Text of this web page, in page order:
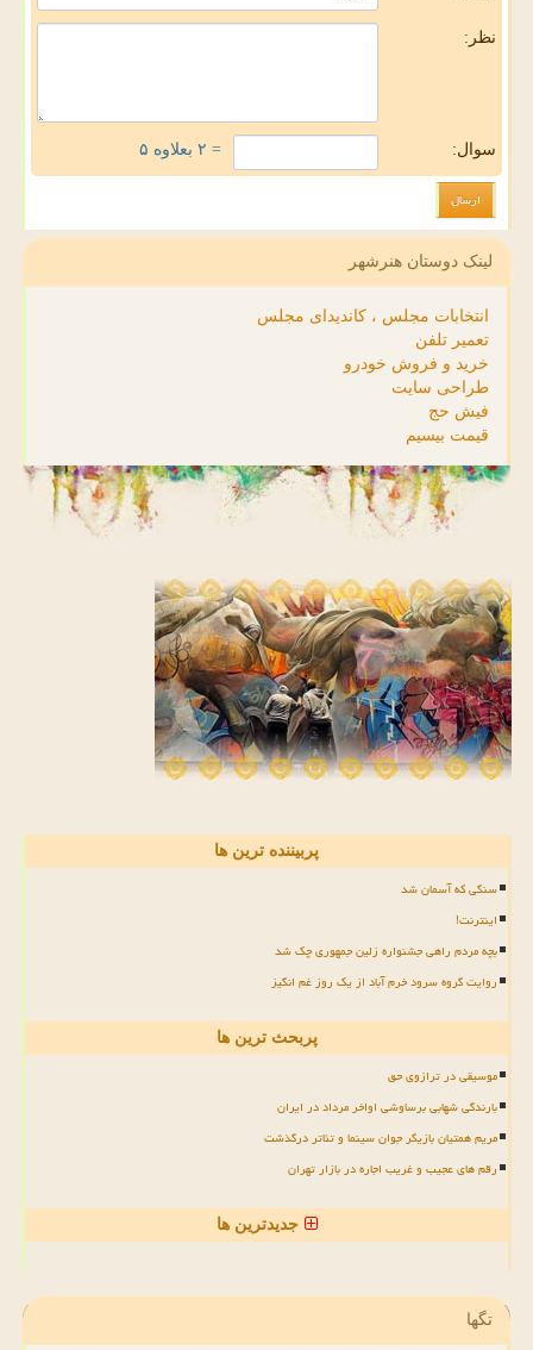
نظر:
سوال: = ۲ بعلاوه ۵
لینک دوستان هنرشهر
انتخابات مجلس ، کاندیدای مجلس
تعمیر تلفن
خرید و فروش خودرو
طراحی سایت
فیش حج
قیمت بیسیم
پربیننده ترین ها
سنگی که آسمان شد
اینترنت!
بچه مردم راهی جشنواره زلین جمهوری چک شد
روایت گروه سرود خرم آباد از یک روز غم انگیز
پربحث ترین ها
موسیقی در ترازوی حق
بارندگی شهابی برساوشی اواخر مرداد در ایران
مریم همتیان بازیگر جوان سینما و تئاتر درگذشت
رقم های عجیب و غریب اجاره در بازار تهران
جدیدترین ها
تگها